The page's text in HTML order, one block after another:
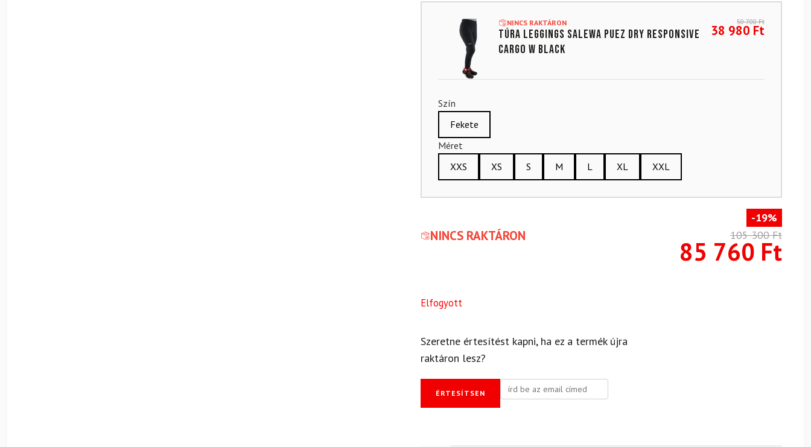
NINCS RAKTÁRON
Túra leggings SALEWA Puez Dry Responsive
Cargo W Black
50 700Ft
38 980 Ft
Szín
Fekete
Méret
XXS
XS S M L XL XXL
NINCS RAKTÁRON
-19%
105 300Ft
85 760 Ft
Elfogyott
Szeretne értesítést kapni, ha ez a termék újra
raktáron lesz?
ÉRTESÍTSEN